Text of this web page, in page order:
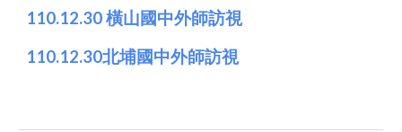
110.12.30 橫山國中外師訪視
110.12.30北埔國中外師訪視